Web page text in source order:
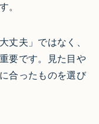
。
丈夫」ではなく、
要です。見た目や
合ったものを選び